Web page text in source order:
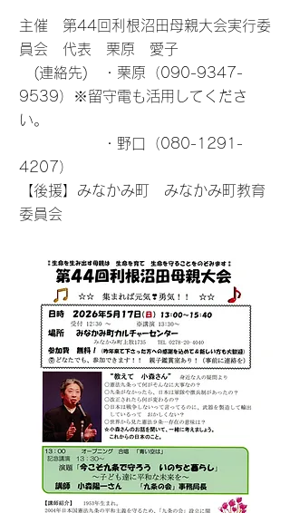
主催 第44回利根沼田母親大会実行委
員会 代表 栗原 愛子
(連絡先) ・栗原（090-9347-
9539）※留守電も活用してくださ
い。
・野口（080-1291-
4207）
​【後援】みなかみ町 みなかみ町教育
委員会